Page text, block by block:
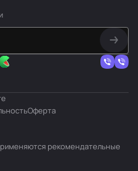
Оферта
рекомендательные